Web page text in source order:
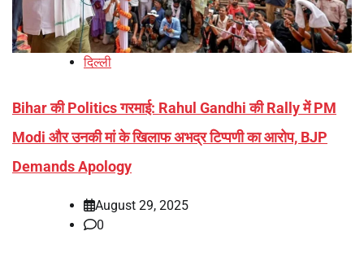
दिल्ली
Bihar की Politics गरमाई: Rahul Gandhi की Rally में PM
Modi और उनकी मां के खिलाफ अभद्र टिप्पणी का आरोप, BJP
Demands Apology
August 29, 2025
0